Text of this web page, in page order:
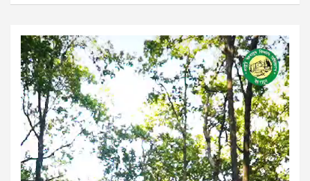
Video
Player